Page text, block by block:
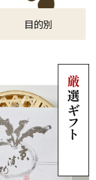
目的別